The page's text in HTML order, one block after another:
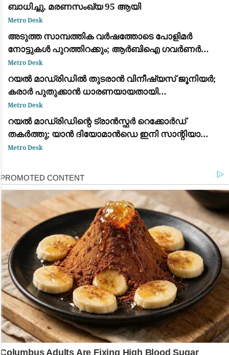
ബാധിച്ചു, മരണസംഖ്യ 95 ആയി
Metro Desk
അടുത്ത സാമ്പത്തിക വർഷത്തോടെ പോളിമർ
നോട്ടുകൾ പുറത്തിറക്കും; ആർബിഐ ഗവർണർ
സഞ്ജയ് മൽഹോത്ര
Metro Desk
റയൽ മാഡ്രിഡിൽ തുടരാൻ വിനീഷ്യസ് ജൂനിയർ;
കരാർ പുതുക്കാൻ ധാരണയായതായി
ഫാബ്രിസിയോ റൊമാനോയും ദ അത്‌ലറ്റിക്കും
Metro Desk
റയൽ മാഡ്രിഡിന്റെ ട്രാൻസ്ഫർ റെക്കോർഡ്
തകർത്തു; യാൻ ദിയോമാൻഡെ ഇനി സാന്റിയാഗോ
ബെർണബ്യൂവിൽ
Metro Desk